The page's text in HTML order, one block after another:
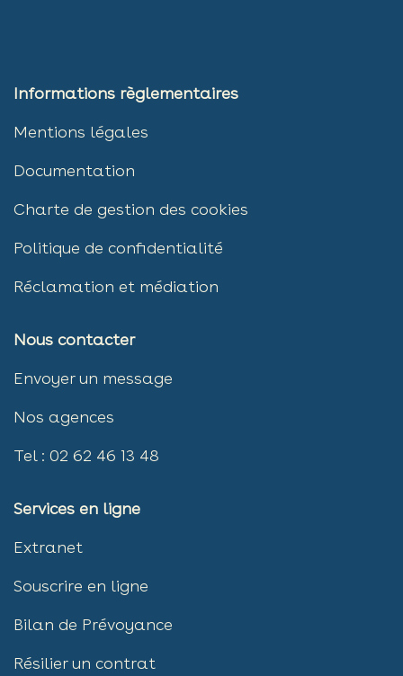
Informations règlementaires
Mentions légales
Documentation
Charte de gestion des ​​cookies
Politique de confidentialité
Réclamation et médiation
Nous contacter
Envoyer un message
Nos agences
Tel : 02 62 46 13 48
Services en ligne
Extranet
Souscrire en ligne​​​
Bilan de Prévoyance
Résilier un contrat